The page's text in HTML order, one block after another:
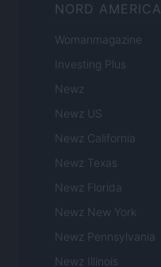
NORD AMERICA
Womanmagazine
Investing Plus
Newz
Newz US
Newz California
Newz Texas
Newz Florida
Newz New York
Newz Pennsylvania
Newz Illinois